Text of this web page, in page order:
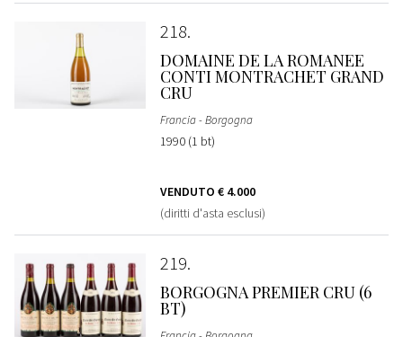
218
DOMAINE DE LA ROMANEE
CONTI MONTRACHET GRAND
CRU
Francia - Borgogna
1990 (1 bt)
VENDUTO € 4.000
(diritti d'asta esclusi)
219
BORGOGNA PREMIER CRU (6
BT)